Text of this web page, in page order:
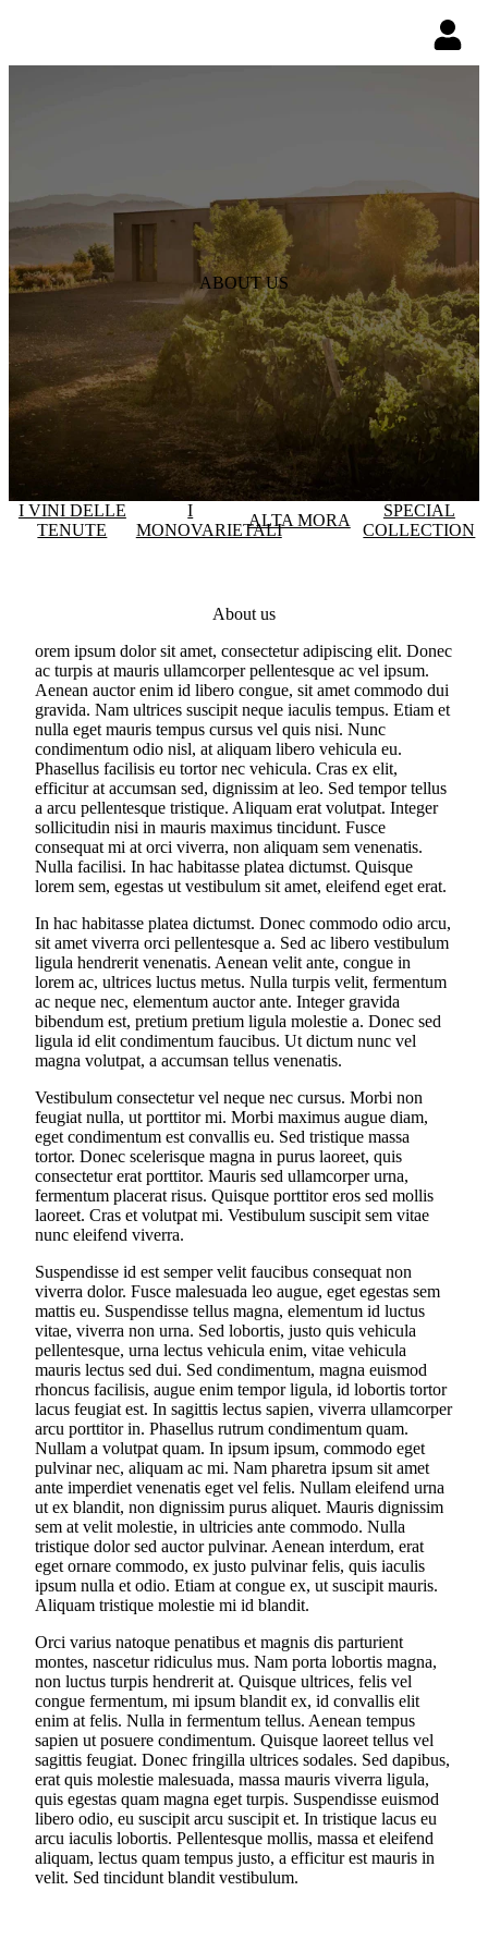
ABOUT US
I VINI DELLE
TENUTE
I
MONOVARIETALI
ALTA MORA
SPECIAL
COLLECTION
About us
orem ipsum dolor sit amet, consectetur adipiscing elit. Donec
ac turpis at mauris ullamcorper pellentesque ac vel ipsum.
Aenean auctor enim id libero congue, sit amet commodo dui
gravida. Nam ultrices suscipit neque iaculis tempus. Etiam et
nulla eget mauris tempus cursus vel quis nisi. Nunc
condimentum odio nisl, at aliquam libero vehicula eu.
Phasellus facilisis eu tortor nec vehicula. Cras ex elit,
efficitur at accumsan sed, dignissim at leo. Sed tempor tellus
a arcu pellentesque tristique. Aliquam erat volutpat. Integer
sollicitudin nisi in mauris maximus tincidunt. Fusce
consequat mi at orci viverra, non aliquam sem venenatis.
Nulla facilisi. In hac habitasse platea dictumst. Quisque
lorem sem, egestas ut vestibulum sit amet, eleifend eget erat.
In hac habitasse platea dictumst. Donec commodo odio arcu,
sit amet viverra orci pellentesque a. Sed ac libero vestibulum
ligula hendrerit venenatis. Aenean velit ante, congue in
lorem ac, ultrices luctus metus. Nulla turpis velit, fermentum
ac neque nec, elementum auctor ante. Integer gravida
bibendum est, pretium pretium ligula molestie a. Donec sed
ligula id elit condimentum faucibus. Ut dictum nunc vel
magna volutpat, a accumsan tellus venenatis.
Vestibulum consectetur vel neque nec cursus. Morbi non
feugiat nulla, ut porttitor mi. Morbi maximus augue diam,
eget condimentum est convallis eu. Sed tristique massa
tortor. Donec scelerisque magna in purus laoreet, quis
consectetur erat porttitor. Mauris sed ullamcorper urna,
fermentum placerat risus. Quisque porttitor eros sed mollis
laoreet. Cras et volutpat mi. Vestibulum suscipit sem vitae
nunc eleifend viverra.
Suspendisse id est semper velit faucibus consequat non
viverra dolor. Fusce malesuada leo augue, eget egestas sem
mattis eu. Suspendisse tellus magna, elementum id luctus
vitae, viverra non urna. Sed lobortis, justo quis vehicula
pellentesque, urna lectus vehicula enim, vitae vehicula
mauris lectus sed dui. Sed condimentum, magna euismod
rhoncus facilisis, augue enim tempor ligula, id lobortis tortor
lacus feugiat est. In sagittis lectus sapien, viverra ullamcorper
arcu porttitor in. Phasellus rutrum condimentum quam.
Nullam a volutpat quam. In ipsum ipsum, commodo eget
pulvinar nec, aliquam ac mi. Nam pharetra ipsum sit amet
ante imperdiet venenatis eget vel felis. Nullam eleifend urna
ut ex blandit, non dignissim purus aliquet. Mauris dignissim
sem at velit molestie, in ultricies ante commodo. Nulla
tristique dolor sed auctor pulvinar. Aenean interdum, erat
eget ornare commodo, ex justo pulvinar felis, quis iaculis
ipsum nulla et odio. Etiam at congue ex, ut suscipit mauris.
Aliquam tristique molestie mi id blandit.
Orci varius natoque penatibus et magnis dis parturient
montes, nascetur ridiculus mus. Nam porta lobortis magna,
non luctus turpis hendrerit at. Quisque ultrices, felis vel
congue fermentum, mi ipsum blandit ex, id convallis elit
enim at felis. Nulla in fermentum tellus. Aenean tempus
sapien ut posuere condimentum. Quisque laoreet tellus vel
sagittis feugiat. Donec fringilla ultrices sodales. Sed dapibus,
erat quis molestie malesuada, massa mauris viverra ligula,
quis egestas quam magna eget turpis. Suspendisse euismod
libero odio, eu suscipit arcu suscipit et. In tristique lacus eu
arcu iaculis lobortis. Pellentesque mollis, massa et eleifend
aliquam, lectus quam tempus justo, a efficitur est mauris in
velit. Sed tincidunt blandit vestibulum.